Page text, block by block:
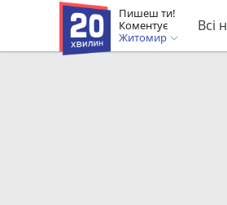
Пишеш ти!
Коментує
Житомир
Всі